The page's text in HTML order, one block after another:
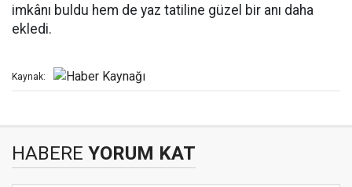
imkânı buldu hem de yaz tatiline güzel bir anı daha
ekledi.
Kaynak:
HABERE YORUM KAT